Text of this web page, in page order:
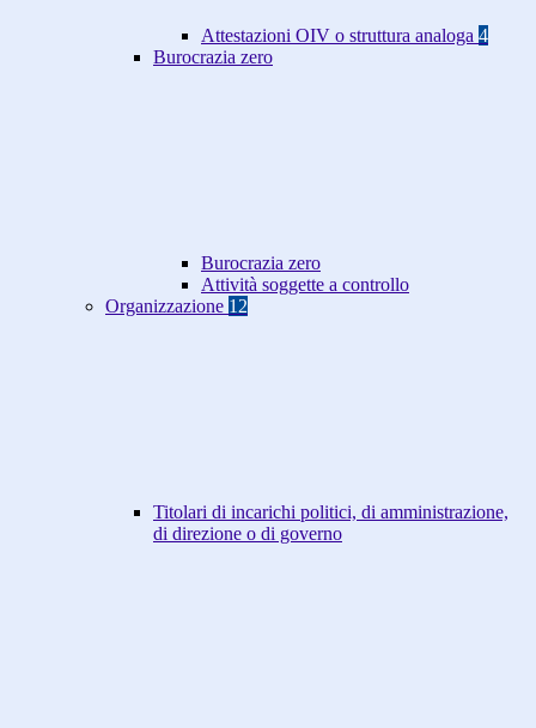
Attestazioni OIV o struttura analoga 4
Burocrazia zero
Burocrazia zero
Attività soggette a controllo
Organizzazione 12
Titolari di incarichi politici, di amministrazione,
di direzione o di governo